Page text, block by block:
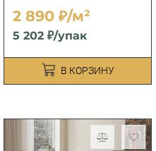
2 890 ₽/м²
5 202 ₽/упак
В КОРЗИНУ